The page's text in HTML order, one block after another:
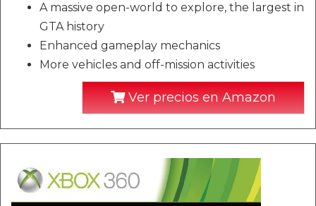
A massive open-world to explore, the largest in
GTA history
Enhanced gameplay mechanics
More vehicles and off-mission activities
Ver precios en Amazon